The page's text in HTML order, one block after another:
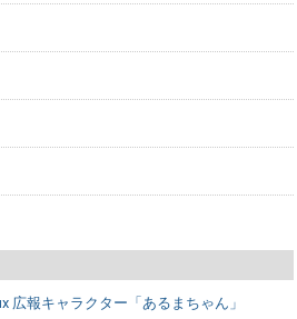
広報キャラクター「あるまちゃん」